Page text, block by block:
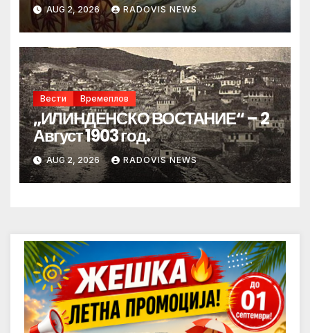
AUG 2, 2026 RADOVIS NEWS
Вести Времеплов
„ИЛИНДЕНСКО ВОСТАНИЕ“ – 2
Август 1903 год.
AUG 2, 2026 RADOVIS NEWS